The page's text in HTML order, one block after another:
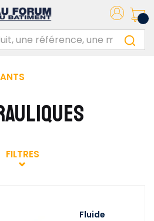
FILTRES
Fluide